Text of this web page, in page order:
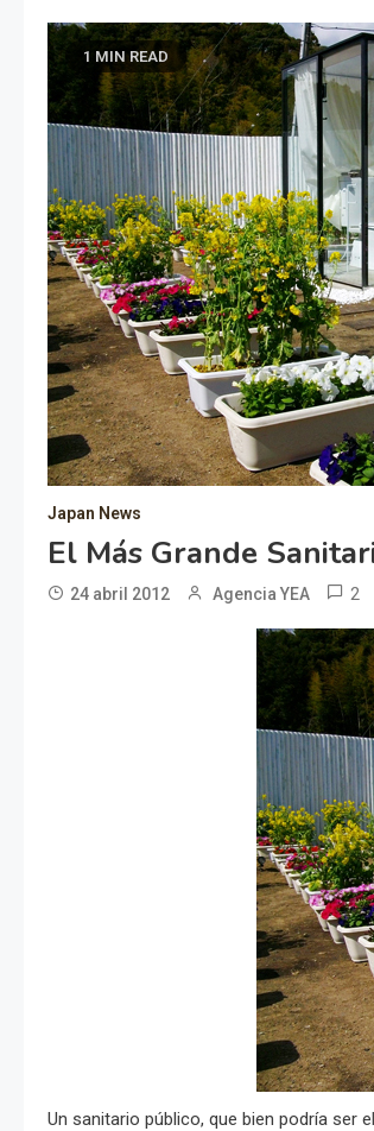
1 MIN READ
Japan News
El Más Grande
24 abril 2012 Agencia YEA 2
Un sanitario público, que bien podría ser